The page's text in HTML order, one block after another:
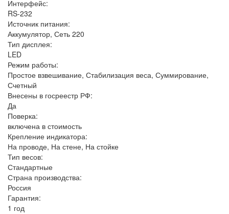
Интерфейс:
RS-232
Источник питания:
Аккумулятор, Сеть 220
Тип дисплея:
LED
Режим работы:
Простое взвешивание, Стабилизация веса, Суммирование,
Счетный
Внесены в госреестр РФ:
Да
Поверка:
включена в стоимость
Крепление индикатора:
На проводе, На стене, На стойке
Тип весов:
Стандартные
Страна производства:
Россия
Гарантия:
1 год